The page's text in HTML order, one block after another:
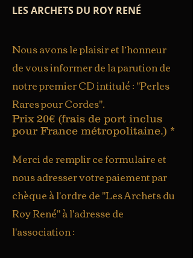
LES ARCHETS DU ROY RENÉ
Nous avons le plaisir et l’honneur
de vous informer de la parution de
notre premier CD intitulé : "Perles
Rares pour Cordes".
Prix 20€ (frais de port inclus
pour France métropolitaine.) *
Merci de remplir ce formulaire et
nous adresser votre paiement par
chèque à l'ordre de "Les Archets du
Roy René" à l'adresse de
l'association :